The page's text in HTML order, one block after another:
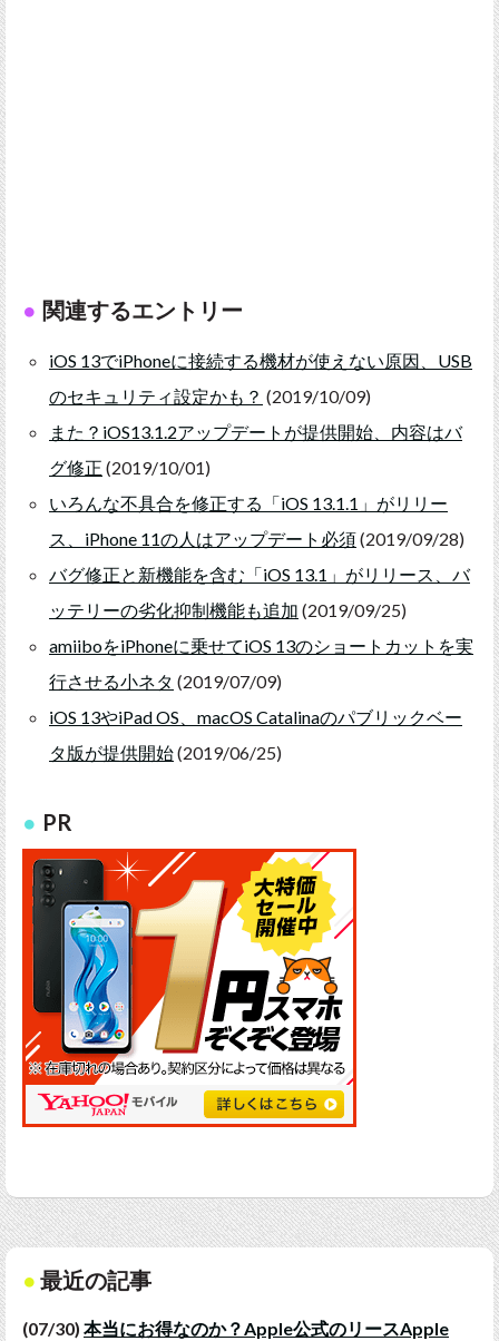
関連するエントリー
iOS 13でiPhoneに接続する機材が使えない原因、USB
のセキュリティ設定かも？ (2019/10/09)
また？iOS13.1.2アップデートが提供開始、内容はバ
グ修正 (2019/10/01)
いろんな不具合を修正する「iOS 13.1.1」がリリー
ス、iPhone 11の人はアップデート必須(2019/09/28)
バグ修正と新機能を含む「iOS 13.1」がリリース、バ
ッテリーの劣化抑制機能も追加 (2019/09/25)
amiiboをiPhoneに乗せてiOS 13のショートカットを実
行させる小ネタ (2019/07/09)
iOS 13やiPad OS、macOS Catalinaのパブリックベー
タ版が提供開始(2019/06/25)
PR
最近の記事
(07/30) 本当にお得なのか？Apple公式のリースApple